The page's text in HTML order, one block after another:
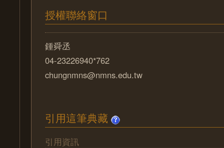
授權聯絡窗口
鍾舜丞
04-23226940*762
chungnmns@nmns.edu.tw
引用這筆典藏
引用資訊